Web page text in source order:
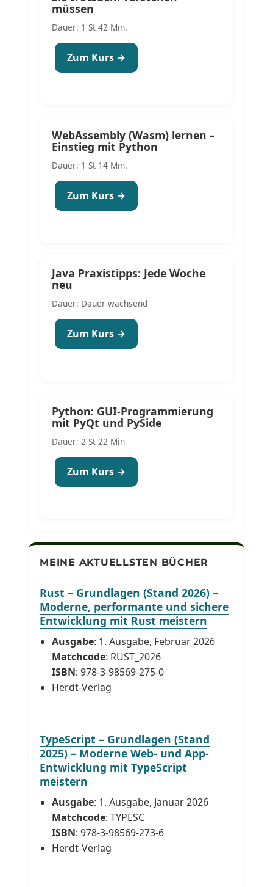
müssen
Dauer: 1 St 42 Min.
Zum Kurs →
WebAssembly (Wasm) lernen –
Einstieg mit Python
Dauer: 1 St 14 Min.
Zum Kurs →
Java Praxistipps: Jede Woche
neu
Dauer: Dauer wachsend
Zum Kurs →
Python: GUI-Programmierung
mit PyQt und PySide
Dauer: 2 St 22 Min
Zum Kurs →
MEINE AKTUELLSTEN BÜCHER
Rust – Grundlagen (Stand 2026) –
Moderne, performante und sichere
Entwicklung mit Rust meistern
Ausgabe: 1. Ausgabe, Februar 2026
Matchcode: RUST_2026
ISBN: 978-3-98569-275-0
Herdt-Verlag
TypeScript – Grundlagen (Stand
2025) – Moderne Web- und App-
Entwicklung mit TypeScript
meistern
Ausgabe: 1. Ausgabe, Januar 2026
Matchcode: TYPESC
ISBN: 978-3-98569-273-6
Herdt-Verlag